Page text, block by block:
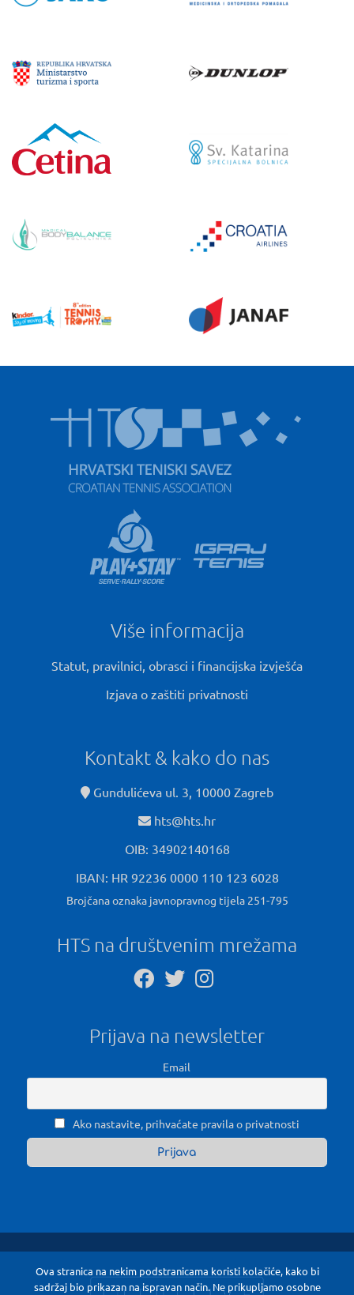
Više informacija
Statut, pravilnici, obrasci i financijska izvješća
Izjava o zaštiti privatnosti
Kontakt & kako do nas
Gundulićeva ul. 3, 10000 Zagreb
hts@hts.hr
OIB: 34902140168
IBAN: HR 92236 0000 110 123 6028
Brojčana oznaka javnopravnog tijela 251-795
HTS na društvenim mrežama
Prijava na newsletter
Email
Ako nastavite, prihvaćate pravila o privatnosti
Ova stranica na nekim podstranicama koristi kolačiće, kako bi
sadržaj bio prikazan na ispravan način. Ne prikupljamo osobne